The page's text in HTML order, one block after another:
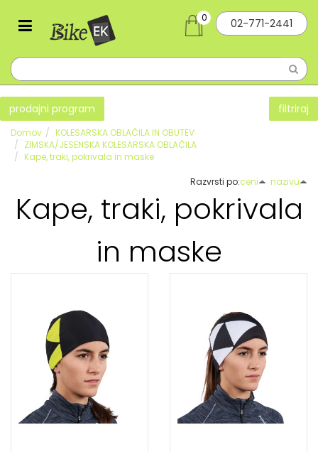
02-771-2441
0
prodajni program filtriraj
Domov
KOLESARSKA OBLAČILA IN OBUTEV
ZIMSKA/JESENSKA KOLESARSKA OBLAČILA
Kape, traki, pokrivala in maske
Razvrsti po:ceni nazivu
Kape, traki, pokrivala
in maske